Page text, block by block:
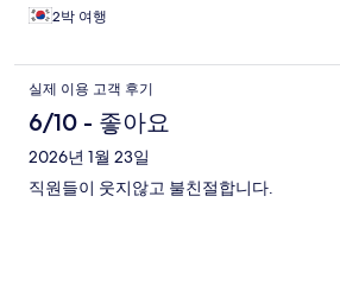
2박 여행
실제 이용 고객 후기
6/10 - 좋아요
2026년 1월 23일
직원들이 웃지않고 불친절합니다.